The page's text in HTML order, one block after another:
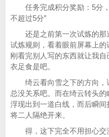
任务完成积分奖励：5分，
不超过5分”
还是之前第一次试炼的那
试炼规则，看着眼前屏幕上
刚看完别人写的东西就让我
衣足食是吧。
绮云看向雪之下的方向，
总没关系吧。而在绮云转头
浮现出到一道白线，而后瞬
将二人隔绝开来。
得，这下完全不用担心交